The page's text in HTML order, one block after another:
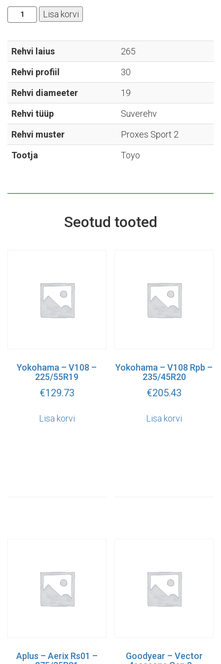
Toyo
-
Sport
2
kogus
Lisa korvi
Rehvi laius
265
Rehvi profiil
30
Rehvi diameeter
19
Rehvi tüüp
Suverehv
Rehvi muster
Proxes Sport 2
Tootja
Toyo
Seotud tooted
Yokohama – V108 –
225/55R19
€129.73
Lisa korvi
Yokohama – V108 Rpb –
235/45R20
€205.43
Lisa korvi
Aplus – Aerix Rs01 –
Goodyear – Vector